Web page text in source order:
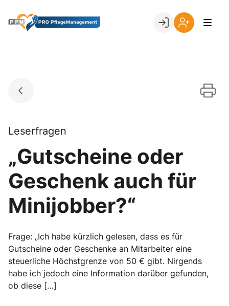
content
Go to landing page.
Leserfragen
„Gutscheine oder
Geschenk auch für
Minijobber?“
Frage: „Ich habe kürzlich gelesen, dass es für
Gutscheine oder Geschenke an Mitarbeiter eine
steuerliche Höchstgrenze von 50 € gibt. Nirgends
habe ich jedoch eine Information darüber gefunden,
ob diese […]